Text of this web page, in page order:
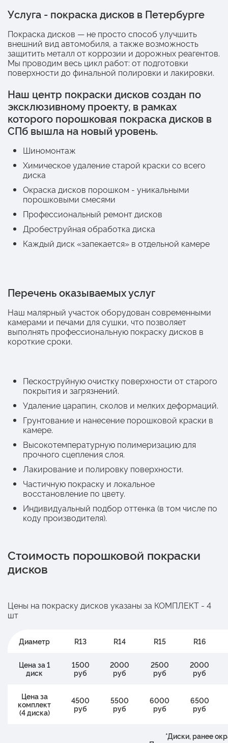
Услуга - покраска дисков в Петербурге
Покраска дисков — не просто способ улучшить
внешний вид автомобиля, а также возможность
защитить металл от коррозии и дорожных реагентов.
Мы проводим весь цикл работ: от подготовки
поверхности до финальной полировки и лакировки.
Наш центр покраски дисков создан по
эксклюзивному проекту, в рамках
которого порошковая покраска дисков в
СПб вышла на новый уровень.
Шиномонтаж
Химическое удаление старой краски со всего
диска
Окраска дисков порошком - уникальными
порошковыми смесями
Профессиональный ремонт дисков
Дробеструйная обработка диска
Каждый диск «запекается» в отдельной камере
Перечень оказываемых услуг
Наш малярный участок оборудован современными
камерами и печами для сушки, что позволяет
выполнять профессиональную покраску дисков в
короткие сроки.
Пескоструйную очистку поверхности от старого
покрытия и загрязнений.
Удаление царапин, сколов и мелких деформаций.
Грунтование и нанесение порошковой краски в
камере.
Высокотемпературную полимеризацию для
прочного сцепления слоя.
Лакирование и полировку поверхности.
Частичную покраску и локальное
восстановление по цвету.
Индивидуальный подбор оттенка (в том числе по
коду производителя).
Стоимость порошковой покраски
дисков
Цены на покраску дисков указаны за КОМПЛЕКТ - 4
шт
Диаметр R13 R14 R15 R16
Цена за 1
диск
1500
руб
2000
руб
2500
руб
2000
руб
Цена за
комплект
(4 диска)
4500
руб
5500
руб
6000
руб
6500
руб
*Диски, ранее